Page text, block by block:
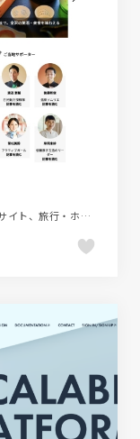
シンプル、ブラック系 、ホワイト系、メディアサイト、旅行・ホテル・観光